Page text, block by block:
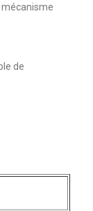
mécanisme
de